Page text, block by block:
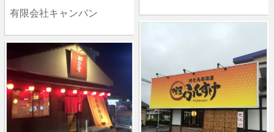
有限会社キャンバン